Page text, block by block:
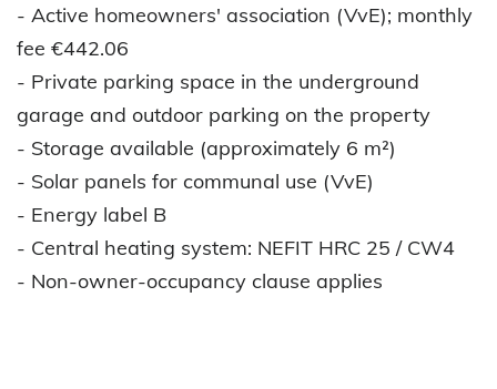
- Active homeowners' association (VvE); monthly
fee €442.06
- Private parking space in the underground
garage and outdoor parking on the property
- Storage available (approximately 6 m²)
- Solar panels for communal use (VvE)
- Energy label B
- Central heating system: NEFIT HRC 25 / CW4
- Non-owner-occupancy clause applies